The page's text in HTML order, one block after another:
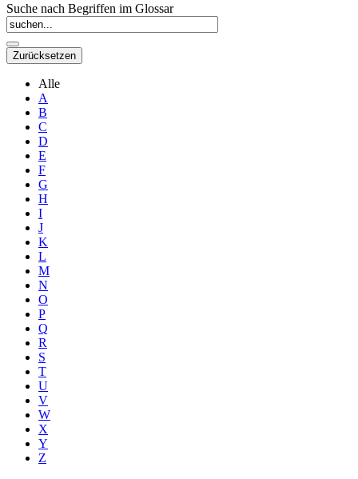
Suche nach Begriffen im Glossar
Alle
A
B
C
D
E
F
G
H
I
J
K
L
M
N
O
P
Q
R
S
T
U
V
W
X
Y
Z